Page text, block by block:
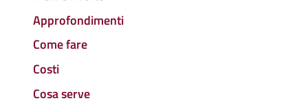
Approfondimenti
Come fare
Costi
Cosa serve